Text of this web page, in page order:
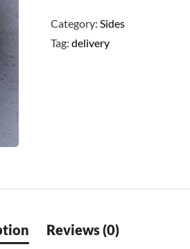
Category: Sides
Tag:delivery